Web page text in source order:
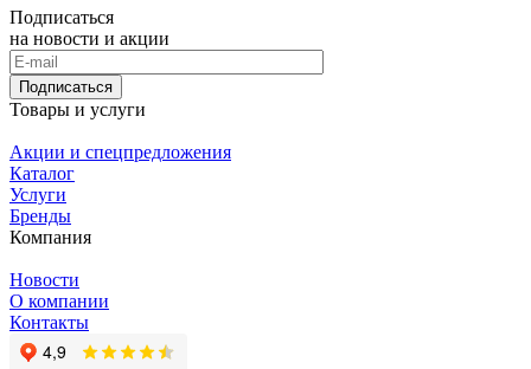
Подписаться
на новости и акции
Подписаться
Товары и услуги
Акции и спецпредложения
Каталог
Услуги
Бренды
Компания
Новости
О компании
Контакты